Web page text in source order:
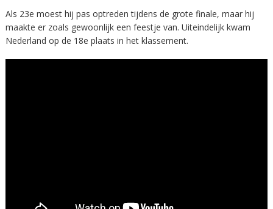
Als 23e moest hij pas optreden tijdens de grote finale, maar hij
maakte er zoals gewoonlijk een feestje van. Uiteindelijk kwam
Nederland op de 18e plaats in het klassement.